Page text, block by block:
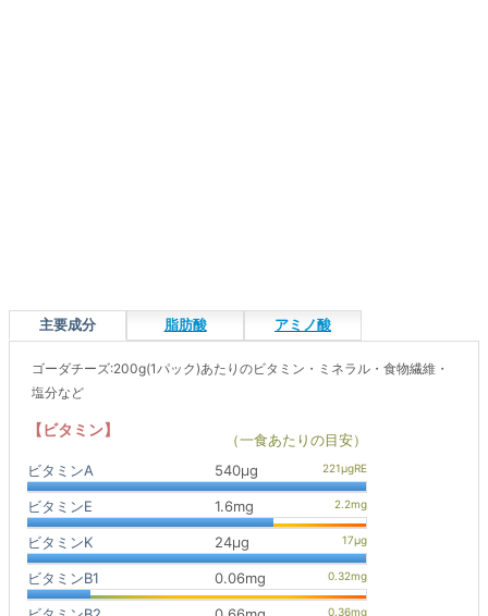
主要成分 脂肪酸 アミノ酸
ゴーダチーズ:200g(1パック)あたりのビタミン・ミネラル・食物繊維・
塩分など
【ビタミン】
（一食あたりの目安）
ビタミンA
540μg
ビタミンE 1.6mg
ビタミンK 24μg
ビタミンB1 0.06mg